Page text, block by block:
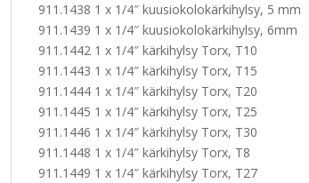
911.1438 1 x 1/4″ kuusiokolokärkihylsy, 5 mm
911.1439 1 x 1/4″ kuusiokolokärkihylsy, 6mm
911.1442 1 x 1/4″ kärkihylsy Torx, T10
911.1443 1 x 1/4″ kärkihylsy Torx, T15
911.1444 1 x 1/4″ kärkihylsy Torx, T20
911.1445 1 x 1/4″ kärkihylsy Torx, T25
911.1446 1 x 1/4″ kärkihylsy Torx, T30
911.1448 1 x 1/4″ kärkihylsy Torx, T8
911.1449 1 x 1/4″ kärkihylsy Torx, T27